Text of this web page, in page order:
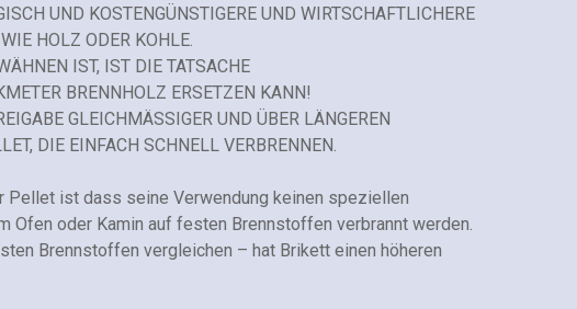
UND KOSTENGÜNSTIGERE UND WIRTSCHAFTLICHERE
HOLZ ODER KOHLE.
IST, IST DIE TATSACHE
BRENNHOLZ ERSETZEN KANN!
GLEICHMÄSSIGER UND ÜBER LÄNGEREN
DIE EINFACH SCHNELL VERBRENNEN.
Pellet ist dass seine Verwendung keinen speziellen
Ofen oder Kamin auf festen Brennstoffen verbrannt werden.
Brennstoffen vergleichen – hat Brikett einen höheren